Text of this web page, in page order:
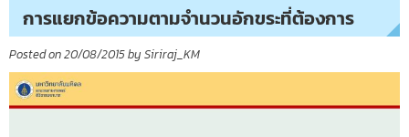
การแยกข้อความตามจำนวนอักขระที่ต้องการ
Posted on20/08/2015by Siriraj_KM